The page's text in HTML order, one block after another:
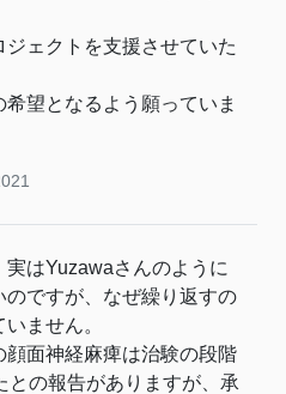
ェクトを支援させていた
望となるよう願っていま
はYuzawaさんのように
ですが、なぜ繰り返すの
ません。
顔面神経麻痺は治験の段階
との報告がありますが、承